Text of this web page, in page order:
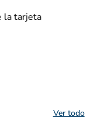
Ver todo